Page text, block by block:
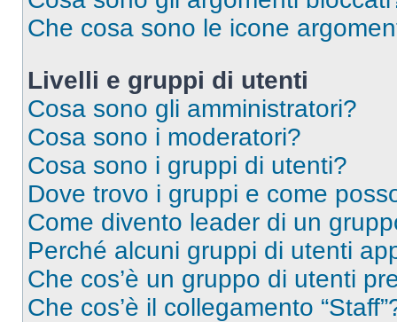
Che cosa sono le icone
Livelli e gruppi di utenti
Cosa sono gli amministratori?
Cosa sono i moderatori?
Cosa sono i gruppi di utenti?
Dove trovo i gruppi e come
Come divento leader di un
Perché alcuni gruppi di utenti
Che cos’è un gruppo di utenti
Che cos’è il collegamento